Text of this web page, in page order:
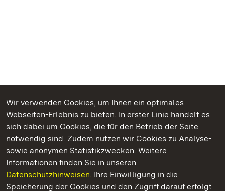
Wir verwenden Cookies, um Ihnen ein optimales
Webseiten-Erlebnis zu bieten. In erster Linie handelt es
sich dabei um Cookies, die für den Betrieb der Seite
notwendig sind. Zudem nutzen wir Cookies zu Analyse-
sowie anonymen Statistikzwecken. Weitere
Informationen finden Sie in unseren
Datenschutzhinweisen. Ihre Einwilligung in die
Speicherung der Cookies und den Zugriff darauf erfolgt
Kommen. Staunen. Genießen.
Burg Wäscherschloss